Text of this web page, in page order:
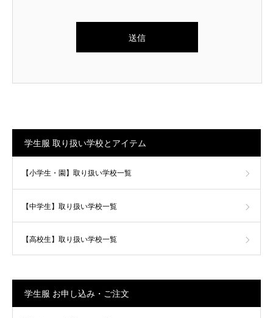
学生服 取り扱い学校とアイテム
【小学生・園】取り扱い学校一覧
【中学生】取り扱い学校一覧
【高校生】取り扱い学校一覧
学生服 お申し込み・ご注文